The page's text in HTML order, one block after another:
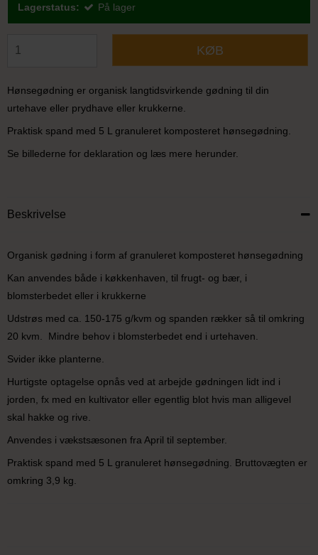
Lagerstatus: På lager
KØB
Hønsegødning er organisk langtidsvirkende gødning til din
urtehave eller prydhave eller krukkerne.
Praktisk spand med 5 L granuleret komposteret hønsegødning.
Se billederne for deklaration og læs mere herunder.
Beskrivelse
Organisk gødning i form af granuleret komposteret hønsegødning
Kan anvendes både i køkkenhaven, til frugt- og bær, i
blomsterbedet eller i krukkerne
Udstrøs med ca. 150-175 g/kvm og spanden rækker så til omkring
20 kvm. Mindre behov i blomsterbedet end i urtehaven.
Svider ikke planterne.
Hurtigste optagelse opnås ved at arbejde gødningen lidt ind i
jorden, fx med en kultivator eller egentlig blot hvis man alligevel
skal hakke og rive.
Anvendes i vækstsæsonen fra April til september.
Praktisk spand med 5 L granuleret hønsegødning. Bruttovægten er
omkring 3,9 kg.